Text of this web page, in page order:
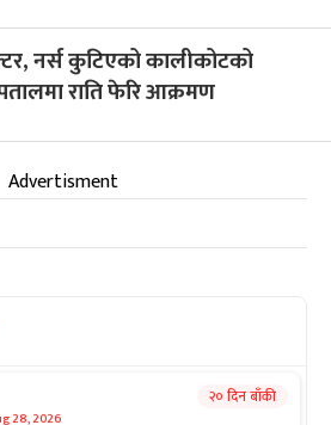
नर्स कुटिएको कालीकोटको
राति फेरि आक्रमण
Advertisment
28, 2026
२० दिन बाँकी